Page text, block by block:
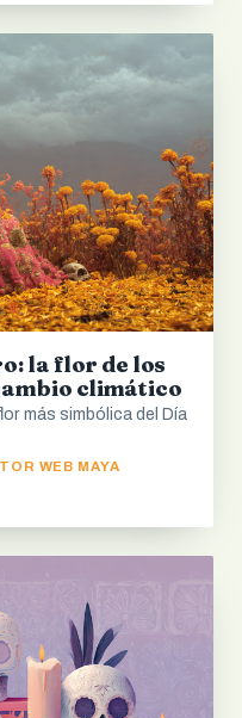
la flor de los
climático
más simbólica del Día
WEB MAYA